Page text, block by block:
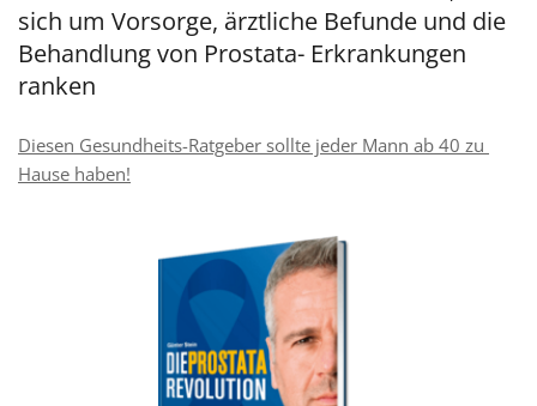
sich um Vorsorge, ärztliche Befunde und die
Behandlung von Prostata- Erkrankungen
ranken
Diesen Gesundheits-Ratgeber sollte jeder Mann ab 40 zu
Hause haben!